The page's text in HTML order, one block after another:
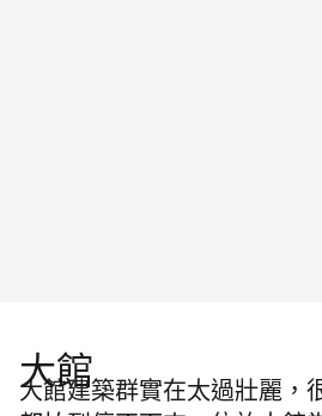
大館
大館建築群實在太過壯麗，